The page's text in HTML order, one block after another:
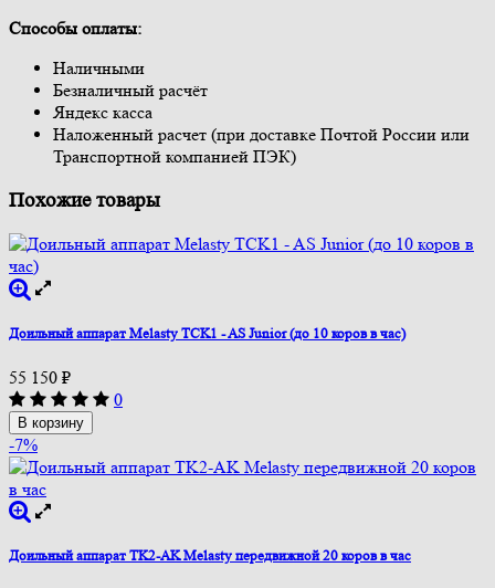
Способы оплаты:
Наличными
Безналичный расчёт
Яндекс касса
Наложенный расчет (при доставке Почтой России или
Транспортной компанией ПЭК)
Похожие товары
Доильный аппарат Melasty TCK1 - AS Junior (до 10 коров в час)
55 150 ₽
0
В корзину
-7%
Доильный аппарат TK2-AK Melasty передвижной 20 коров в час